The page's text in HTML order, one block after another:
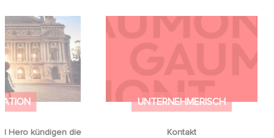
Hero kündigen die
Hero kündigen
Ballerina - Gib
auf an
UNTERNEHMERISCH
Kontakt